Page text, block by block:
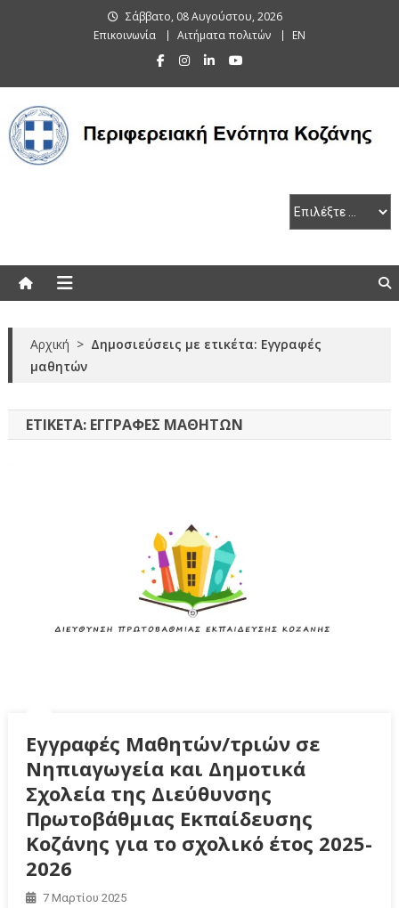
Σάββατο, 08 Αυγούστου, 2026
Επικοινωνία
Αιτήματα πολιτών EN
Αρχική > Δημοσιεύσεις με ετικέτα: Εγγραφές
μαθητών
ΕΤΙΚΈΤΑ: ΕΓΓΡΑΦΈΣ ΜΑΘΗΤΏΝ
Εγγραφές Μαθητών/τριών σε
Νηπιαγωγεία και Δημοτικά
Σχολεία της Διεύθυνσης
Πρωτοβάθμιας Εκπαίδευσης
Κοζάνης για το σχολικό έτος 2025-
2026
7 Μαρτίου 2025